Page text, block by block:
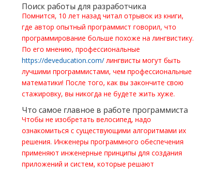
Поиск работы для разработчика
Помнится, 10 лет назад читал отрывок из книги,
где автор опытный программист говорил, что
программирование больше похоже на лингвистику.
По его мнению, профессиональные
https://deveducation.com/лингвисты могут быть
лучшими программистами, чем профессиональные
математики! После того, как вы закончите свою
стажировку, вы никогда не будете жить хуже.
Что самое главное в работе программиста
Чтобы не изобретать велосипед, надо
ознакомиться с существующими алгоритмами их
решения. Инженеры программного обеспечения
применяют инженерные принципы для создания
приложений и систем, которые решают